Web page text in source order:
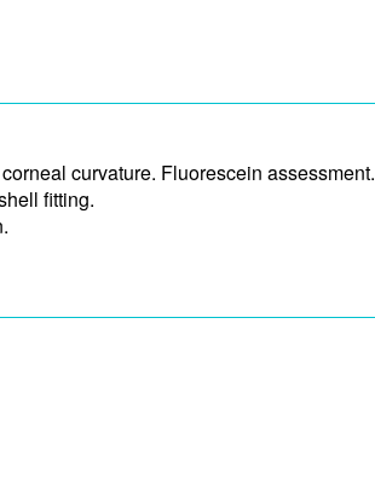
curvature. Fluorescein assessment.
fitting.